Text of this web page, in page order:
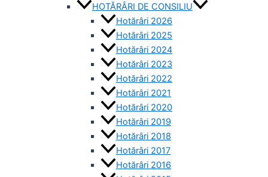
HOTĂRÂRI DE CONSILIU
Hotărâri 2026
Hotărâri 2025
Hotărâri 2024
Hotărâri 2023
Hotărâri 2022
Hotărâri 2021
Hotărâri 2020
Hotărâri 2019
Hotărâri 2018
Hotărâri 2017
Hotărâri 2016